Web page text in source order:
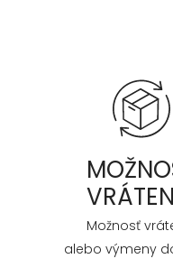
Možnosť
alebo výmeny